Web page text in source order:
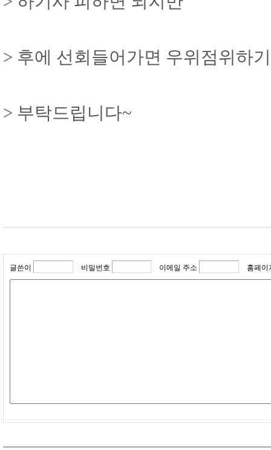
> 후에 선회들어가면 우위점위하
> 부탁드립니다~
글쓴이 비밀번호 이메일 주소 홈페이